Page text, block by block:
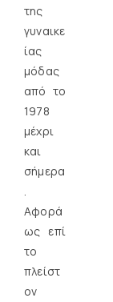
της
γυναικε
ίας
μόδας
από το
1978
μέχρι
και
σήμερα
.
Αφορά
ως επί
τo
πλείστ
ον